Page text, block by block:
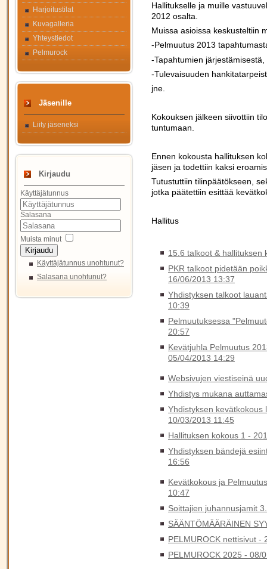
Harjoitustilat
Kuvagalleria
Yhteystiedot
Pelmurock
Jäsenille
Liity jäseneksi
Kirjaudu
Käyttäjätunnus
Salasana
Muista minut
Kirjaudu
Käyttäjätunnus unohtunut?
Salasana unohtunut?
Hallitukselle ja muille
2012 osalta.
Muissa asioissa keskusteltiin
-Pelmuutus 2013
-Tapahtumien
-Tulevaisuuden
jne.
Kokouksen jälkeen siivottiin
tuntumaan.
Ennen kokousta hallituksen
jäsen ja todettiin kaksi
Tutustuttiin tilinpäätökseen,
jotka päätettiin esittää
Hallitus
15.6 talkoot & hallituksen
PKR talkoot pidetään
16/06/2013 13:37
Yhdistyksen talkoot
10:39
Pelmuutuksessa
20:57
Kevätjuhla Pelmuutus
05/04/2013 14:29
Websivujen viestiseinä
Yhdistys mukana
Yhdistyksen
10/03/2013 11:45
Hallituksen kokous 1 -
Yhdistyksen bändejä
16:56
Kevätkokous ja
10:47
Soittajien juhannusjamit
SÄÄNTÖMÄÄRÄINEN
PELMUROCK nettisivut -
PELMUROCK 2025 - 08/